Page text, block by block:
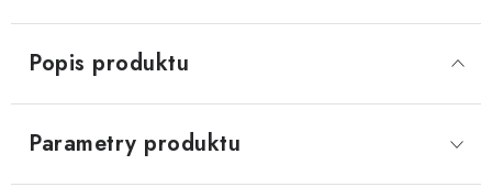
Popis produktu
Parametry produktu